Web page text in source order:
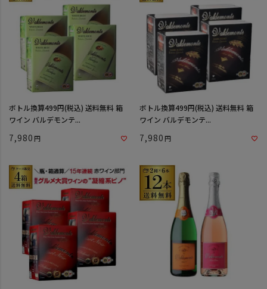
ボトル換算499円(税込) 送料無料 箱
ワイン バルデモンテ...
7,980
ボトル換算499円(税込) 送料無料 箱
ワイン バルデモンテ...
7,980